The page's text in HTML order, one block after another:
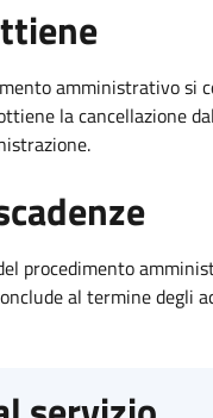
amministrativo si
la cancellazione
procedimento
al termine degli